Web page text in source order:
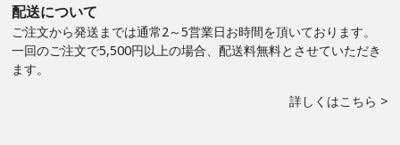
配送について
ご注文から発送までは通常2～5営業日お時間を頂いております。
一回のご注文で5,500円以上の場合、配送料無料とさせていただき
ます。
詳しくはこちら >